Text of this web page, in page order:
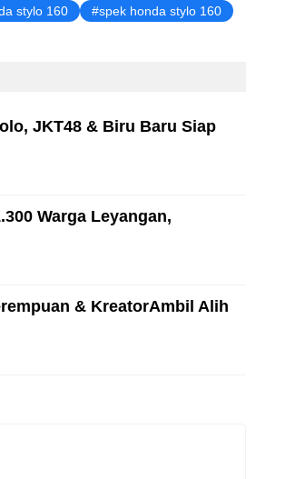
stylo 160
spek honda stylo 160
JKT48 & Biru Baru Siap
Warga Leyangan,
& KreatorAmbil Alih